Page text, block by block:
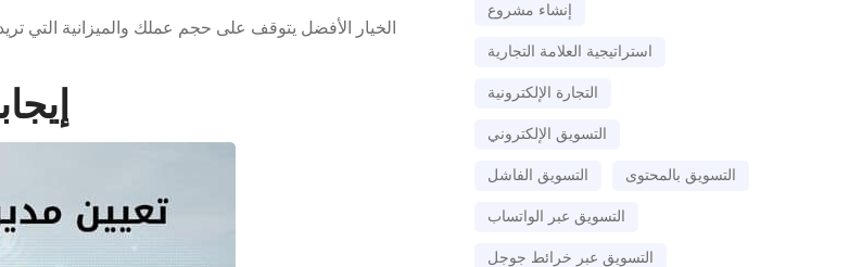
الخيار الأفضل يتوقف على حجم عملك والميزانية التي
إنشاء مشروع
استراتيجية العلامة التجارية
التجارة الإلكترونية
التسويق الإلكتروني
التسويق الفاشل التسويق بالمحتوى
التسويق عبر الواتساب
التسويق عبر خرائط جوجل